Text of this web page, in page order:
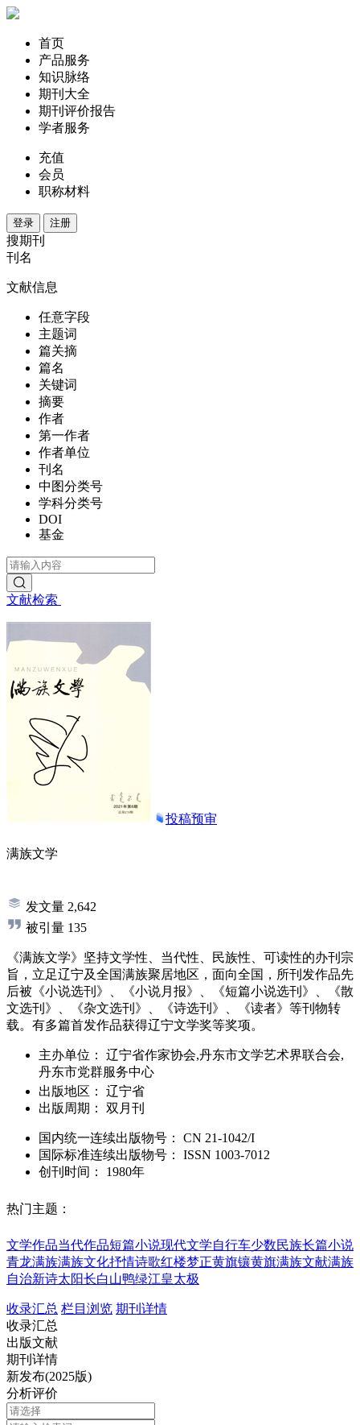
首页
产品服务
知识脉络
期刊大全
期刊评价报告
学者服务
充值
会员
职称材料
登录 注册
搜期刊
刊名
文献信息
任意字段
主题词
篇关摘
篇名
关键词
摘要
作者
第一作者
作者单位
刊名
中图分类号
学科分类号
DOI
基金
文献检索
投稿预审
满族文学
发文量 2,642
被引量 135
《满族文学》坚持文学性、当代性、民族性、可读性的办刊宗
旨，立足辽宁及全国满族聚居地区，面向全国，所刊发作品先
后被《小说选刊》、《小说月报》、《短篇小说选刊》、《散
文选刊》、《杂文选刊》、《诗选刊》、《读者》等刊物转
载。有多篇首发作品获得辽宁文学奖等奖项。
主办单位：
辽宁省作家协会,丹东市文学艺术界联合会,
丹东市党群服务中心
出版地区：
辽宁省
出版周期：
双月刊
国内统一连续出版物号： CN 21-1042/I
国际标准连续出版物号 ： ISSN 1003-7012
创刊时间：
1980年
热门主题：
文学作品当代作品短篇小说现代文学自行车少数民族长篇小说
青龙满族满族文化抒情诗歌红楼梦正黄旗镶黄旗满族文献满族
自治新诗太阳长白山鸭绿江皇太极
收录汇总 栏目浏览 期刊详情
收录汇总
出版文献
期刊详情
新发布(2025版)
分析评价